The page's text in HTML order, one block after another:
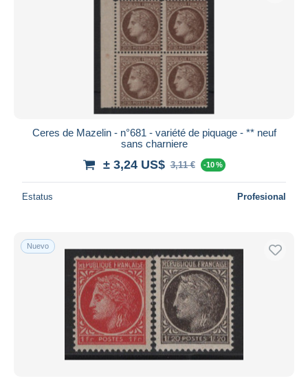
Ceres de Mazelin - n°681 - variété de piquage - ** neuf
sans charniere
± 3,24 US$ 3,11 € -10 %
Estatus Profesional
Nuevo